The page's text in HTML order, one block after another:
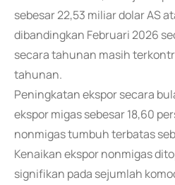
sebesar 22,53 miliar dolar AS
dibandingkan Februari 2026
secara tahunan masih
tahunan.
Peningkatan ekspor secara
ekspor migas sebesar 18,60
nonmigas tumbuh terbatas
Kenaikan ekspor nonmigas
signifikan pada sejumlah